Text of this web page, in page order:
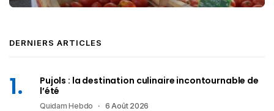
DERNIERS ARTICLES
Pujols : la destination culinaire incontournable de
l’été
Quidam Hebdo 6 Août 2026